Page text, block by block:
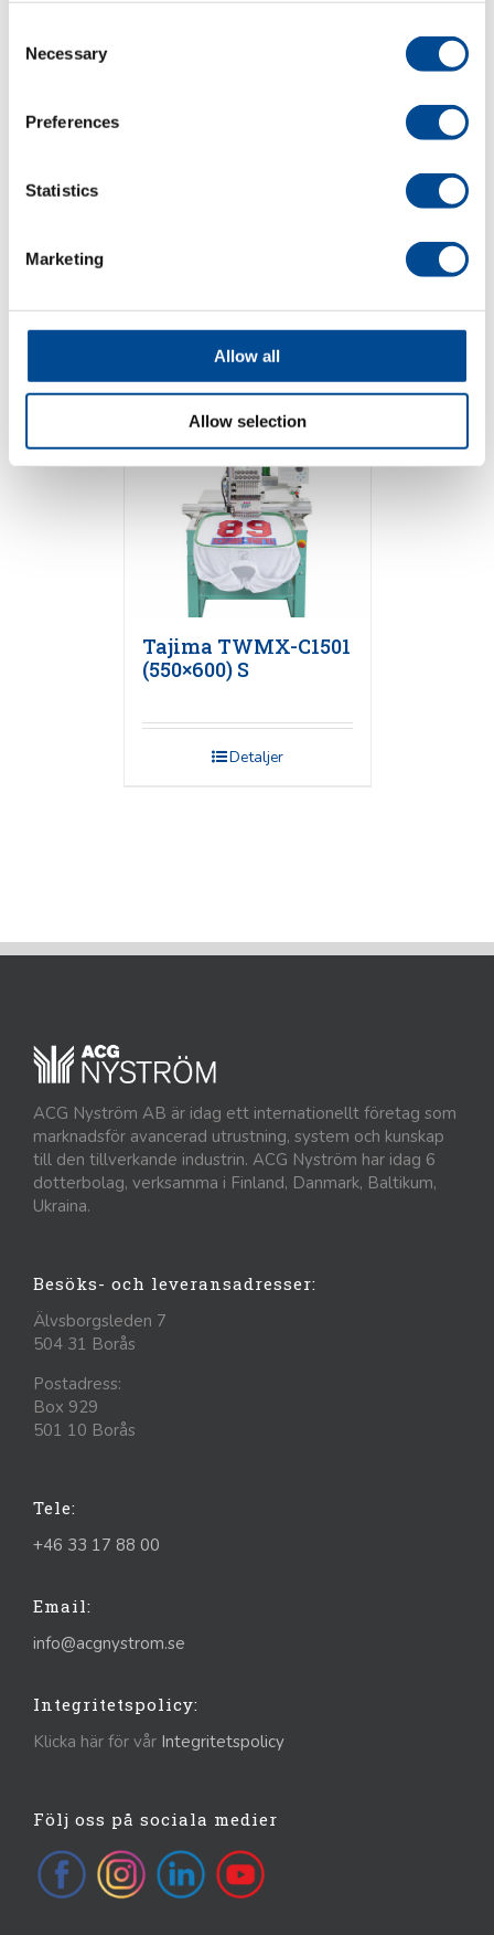
Selection
Necessary
Preferences
Statistics
Marketing
Allow all
Allow selection
Detaljer
Detaljer
Tajima TWMX-C1501
(550×600) S
Detaljer
ACG Nyström AB är idag ett internationellt företag som
marknadsför avancerad utrustning, system och kunskap
till den tillverkande industrin. ACG Nyström har idag 6
dotterbolag, verksamma i Finland, Danmark, Baltikum,
Ukraina.
Besöks- och leveransadresser:
Älvsborgsleden 7
504 31 Borås
Postadress:
Box 929
501 10 Borås
Tele:
+46 33 17 88 00
Email:
info@acgnystrom.se
Integritetspolicy:
Klicka här för vår Integritetspolicy
Följ oss på sociala medier